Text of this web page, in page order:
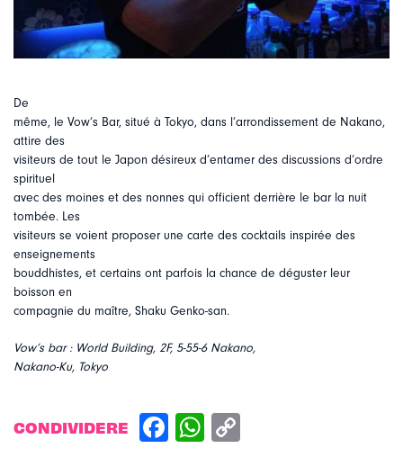
De
même, le Vow’s Bar, situé à Tokyo, dans l’arrondissement de Nakano,
attire des
visiteurs de tout le Japon désireux d’entamer des discussions d’ordre
spirituel
avec des moines et des nonnes qui officient derrière le bar la nuit
tombée. Les
visiteurs se voient proposer une carte des cocktails inspirée des
enseignements
bouddhistes, et certains ont parfois la chance de déguster leur
boisson en
compagnie du maître, Shaku Genko-san.
Vow’s bar : World Building, 2F, 5-55-6 Nakano,
Nakano-Ku, Tokyo
CONDIVIDERE